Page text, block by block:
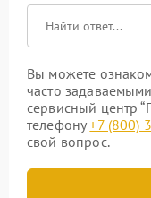
Вы можете
часто
сервисный центр
телефону+7 (800)
свой вопрос.